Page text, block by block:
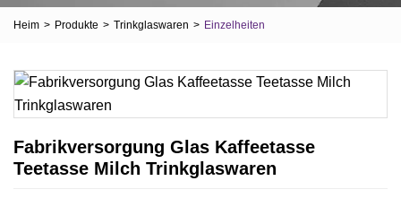
Heim > Produkte > Trinkglaswaren > Einzelheiten
Fabrikversorgung Glas Kaffeetasse
Teetasse Milch Trinkglaswaren